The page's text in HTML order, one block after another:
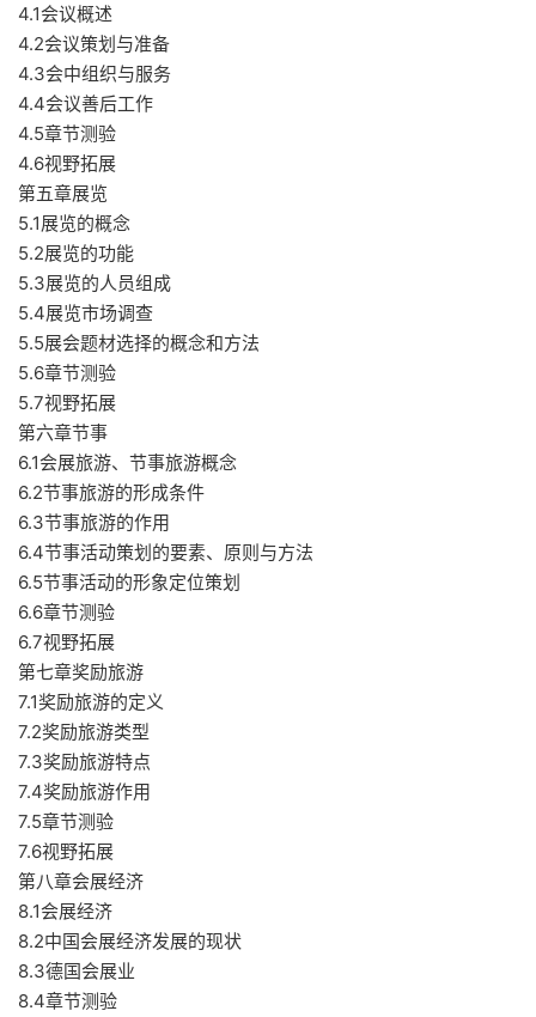
4.1会议概述
4.2会议策划与准备
4.3会中组织与服务
4.4会议善后工作
4.5章节测验
4.6视野拓展
第五章展览
5.1展览的概念
5.2展览的功能
5.3展览的人员组成
5.4展览市场调查
5.5展会题材选择的概念和方法
5.6章节测验
5.7视野拓展
第六章节事
6.1会展旅游、节事旅游概念
6.2节事旅游的形成条件
6.3节事旅游的作用
6.4节事活动策划的要素、原则与方法
6.5节事活动的形象定位策划
6.6章节测验
6.7视野拓展
第七章奖励旅游
7.1奖励旅游的定义
7.2奖励旅游类型
7.3奖励旅游特点
7.4奖励旅游作用
7.5章节测验
7.6视野拓展
第八章会展经济
8.1会展经济
8.2中国会展经济发展的现状
8.3德国会展业
8.4章节测验